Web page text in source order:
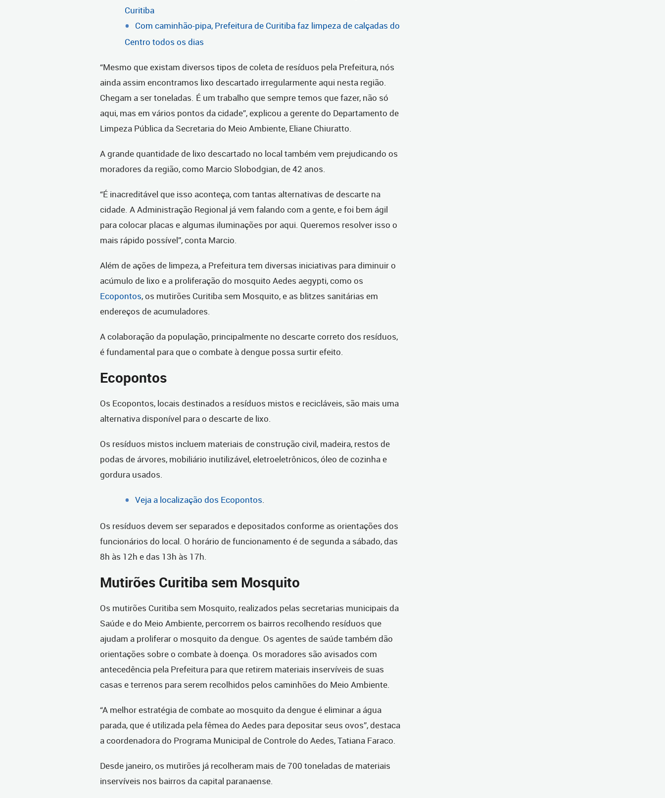
Curitiba
Com caminhão-pipa, Prefeitura de Curitiba faz limpeza de calçadas do
Centro todos os dias
“Mesmo que existam diversos tipos de coleta de resíduos pela Prefeitura, nós
ainda assim encontramos lixo descartado irregularmente aqui nesta região.
Chegam a ser toneladas. É um trabalho que sempre temos que fazer, não só
aqui, mas em vários pontos da cidade”, explicou a gerente do Departamento de
Limpeza Pública da Secretaria do Meio Ambiente, Eliane Chiuratto.
A grande quantidade de lixo descartado no local também vem prejudicando os
moradores da região, como Marcio Slobodgian, de 42 anos.
“É inacreditável que isso aconteça, com tantas alternativas de descarte na
cidade. A Administração Regional já vem falando com a gente, e foi bem ágil
para colocar placas e algumas iluminações por aqui. Queremos resolver isso o
mais rápido possível”, conta Marcio.
Além de ações de limpeza, a Prefeitura tem diversas iniciativas para diminuir o
acúmulo de lixo e a proliferação do mosquito Aedes aegypti, como os
Ecopontos, os mutirões Curitiba sem Mosquito, e as blitzes sanitárias em
endereços de acumuladores.
A colaboração da população, principalmente no descarte correto dos resíduos,
é fundamental para que o combate à dengue possa surtir efeito.
Ecopontos
Os Ecopontos, locais destinados a resíduos mistos e recicláveis, são mais uma
alternativa disponível para o descarte de lixo.
Os resíduos mistos incluem materiais de construção civil, madeira, restos de
podas de árvores, mobiliário inutilizável, eletroeletrônicos, óleo de cozinha e
gordura usados.
Veja a localização dos Ecopontos
Os resíduos devem ser separados e depositados conforme as orientações dos
funcionários do local. O horário de funcionamento é de segunda a sábado, das
8h às 12h e das 13h às 17h.
Mutirões Curitiba sem Mosquito
Os mutirões Curitiba sem Mosquito, realizados pelas secretarias municipais da
Saúde e do Meio Ambiente, percorrem os bairros recolhendo resíduos que
ajudam a proliferar o mosquito da dengue. Os agentes de saúde também dão
orientações sobre o combate à doença. Os moradores são avisados com
antecedência pela Prefeitura para que retirem materiais inservíveis de suas
casas e terrenos para serem recolhidos pelos caminhões do Meio Ambiente.
“A melhor estratégia de combate ao mosquito da dengue é eliminar a água
parada, que é utilizada pela fêmea do Aedes para depositar seus ovos”, destaca
a coordenadora do Programa Municipal de Controle do Aedes, Tatiana Faraco.
Desde janeiro, os mutirões já recolheram mais de 700 toneladas de materiais
inservíveis nos bairros da capital paranaense.